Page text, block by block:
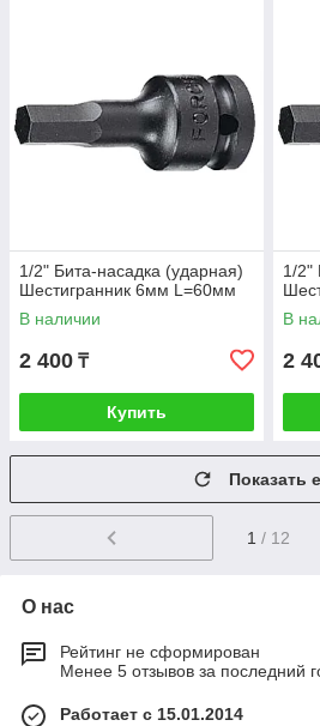
1/2" Бита-насадка (ударная)
Шестигранник 6мм L=60мм
В наличии
2 400 ₸
Купить
1/2"
В
2
Показать
1 / 12
О нас
Рейтинг не сформирован
Менее 5 отзывов за последний
Работает с 15.01.2014